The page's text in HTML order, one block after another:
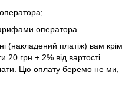
оператора.
(накладений платіж) вам крім
20 грн + 2% від вартості
Цю оплату беремо не ми,